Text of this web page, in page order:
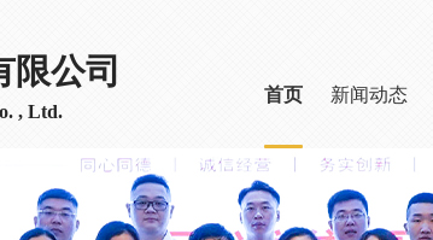
公司
, Ltd.
首页 新闻动态